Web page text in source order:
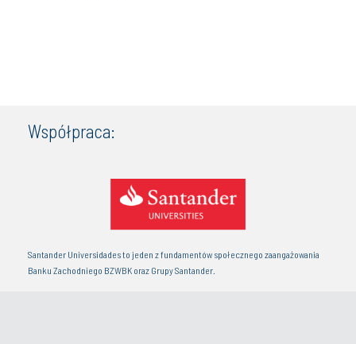
Współpraca:
Santander Universidades to jeden z fundamentów społecznego zaangażowania
Banku Zachodniego BZWBK oraz Grupy Santander.